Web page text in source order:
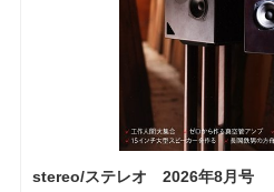
stereo/ステレオ 2026年8月号